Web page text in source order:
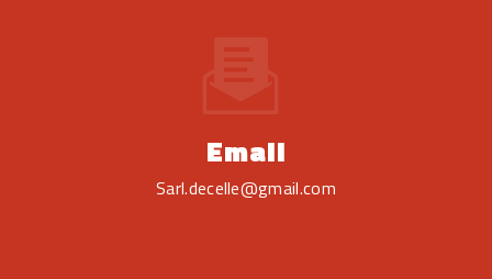
Email
sarl.decelle@gmail.com